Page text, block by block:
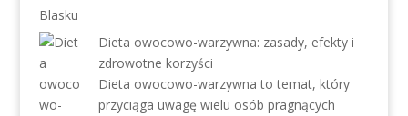
Dieta owocowo-warzywna: zasady, efekty i
zdrowotne korzyści
Dieta owocowo-warzywna to temat, który
przyciąga uwagę wielu osób pragnących